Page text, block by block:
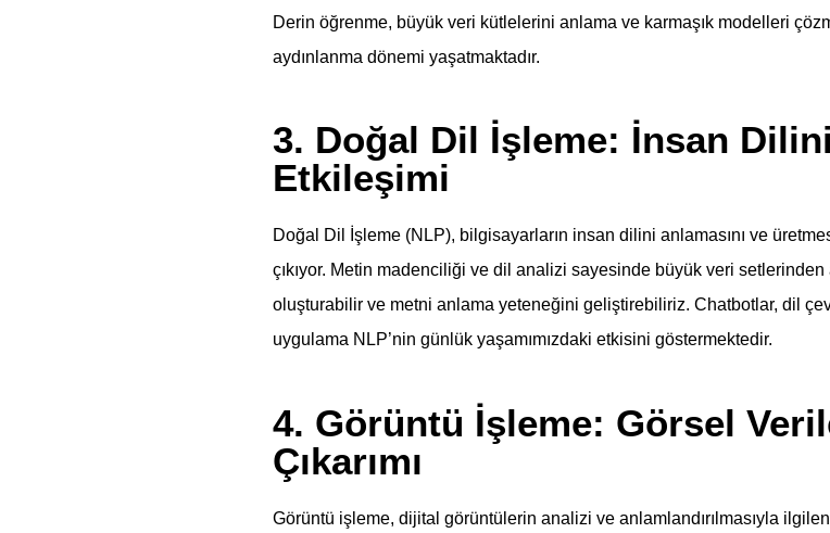
Derin öğrenme, büyük veri kütlelerini anlama ve karmaşık modelleri
aydınlanma dönemi yaşatmaktadır.
3. Doğal Dil İşleme: İnsan
Etkileşimi
Doğal Dil İşleme (NLP), bilgisayarların insan dilini anlamasını ve
çıkıyor. Metin madenciliği ve dil analizi sayesinde büyük veri setlerinden
oluşturabilir ve metni anlama yeteneğini geliştirebiliriz. Chatbotlar, dil
uygulama NLP’nin günlük yaşamımızdaki etkisini göstermektedir.
4. Görüntü İşleme: Görsel
Çıkarımı
Görüntü işleme, dijital görüntülerin analizi ve anlamlandırılmasıyla